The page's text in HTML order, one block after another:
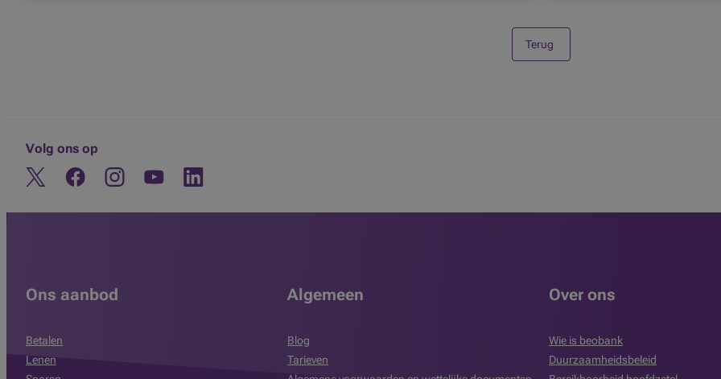
Terug
Volg ons op
Twitter FacebookInstagramOntdek ons YouTube-kanaal
Linkedin
Ons aanbod
Betalen
Lenen
Algemeen
Blog
Tarieven
Over ons
Wie is beobank
Duurzaamheidsbeleid